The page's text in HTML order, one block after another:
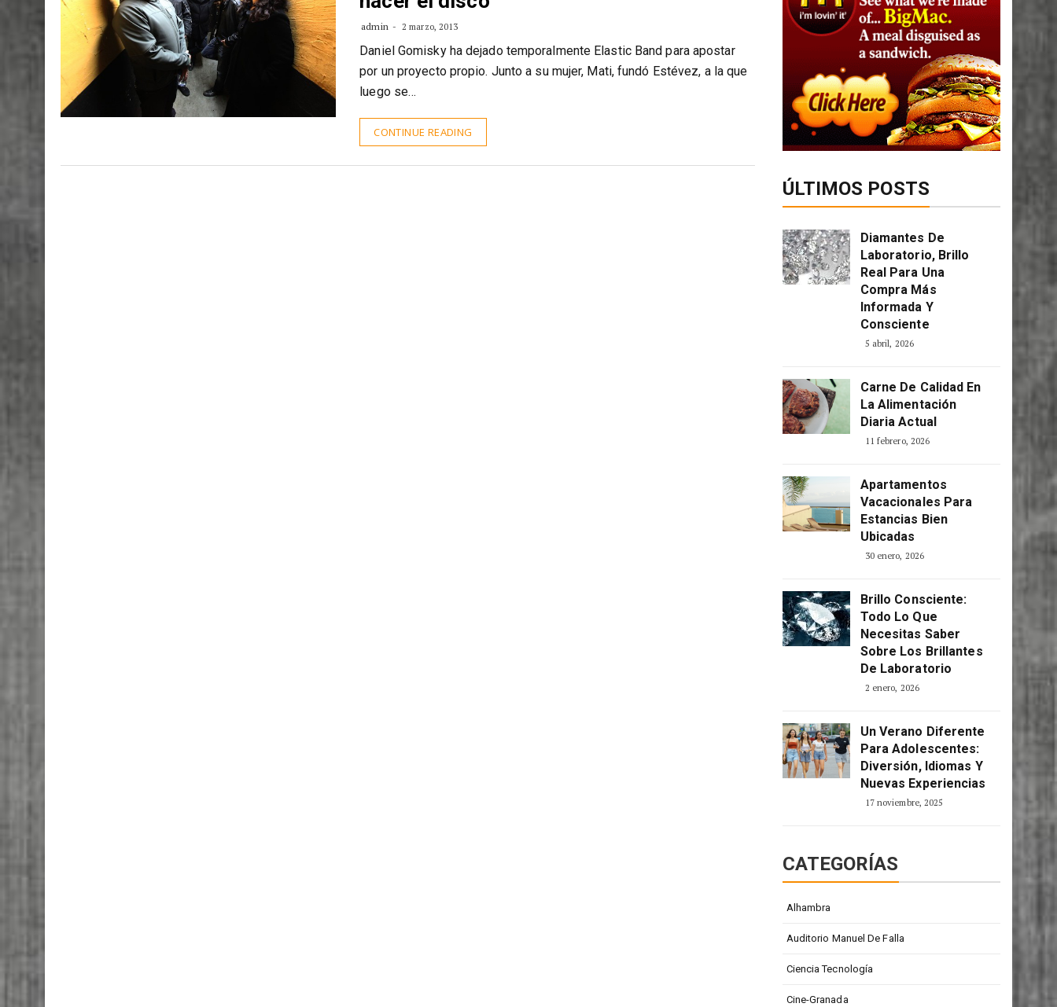
hacer el disco”
admin 2 marzo, 2013
Daniel Gomisky ha dejado temporalmente Elastic Band para apostar
por un proyecto propio. Junto a su mujer, Mati, fundó Estévez, a la que
luego se…
CONTINUE READING
Diamantes De
Laboratorio, Brillo
Real Para Una
Compra Más
Informada Y
Carne De Calidad En
La Alimentación
Apartamentos
Vacacionales Para
Estancias Bien
Brillo Consciente:
Todo Lo Que
Necesitas Saber
Sobre Los Brillantes
Un Verano Diferente
Para Adolescentes:
Diversión, Idiomas Y
Alhambra
Auditorio Manuel De Falla
Ciencia Tecnología